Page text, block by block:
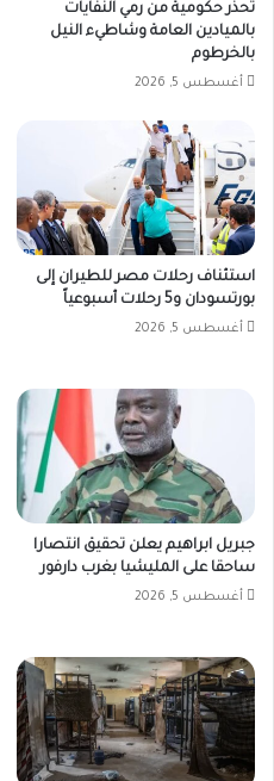
تحذر حكومية من رمي النفايات
بالميادين العامة وشاطيء النيل
بالخرطوم
أغسطس 5, 2026
استئناف رحلات مصر للطيران إلى
بورتسودان و5 رحلات أسبوعياً
أغسطس 5, 2026
جبريل ابراهيم يعلن تحقيق انتصارا
ساحقا على المليشيا بغرب دارفور
أغسطس 5, 2026